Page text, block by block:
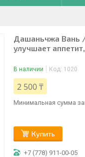
Дашаньчжа Вань
улучшает
В наличии Код: 1020
2 500 ₸
Минимальная сумма
Купить
+7 (778) 911-00-05